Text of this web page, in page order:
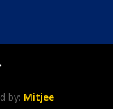
by: Mitjee